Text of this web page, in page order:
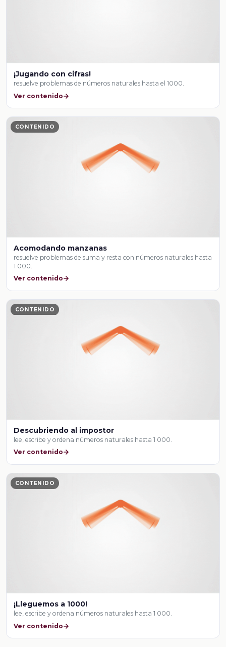
¡Jugando con cifras!
resuelve problemas de números naturales hasta el 1000.
Ver contenido
CONTENIDO
Acomodando manzanas
resuelve problemas de suma y resta con números naturales hasta
1 000.
Ver contenido
CONTENIDO
Descubriendo al impostor
lee, escribe y ordena números naturales hasta 1 000.
Ver contenido
CONTENIDO
¡Lleguemos a 1000!
lee, escribe y ordena números naturales hasta 1 000.
Ver contenido